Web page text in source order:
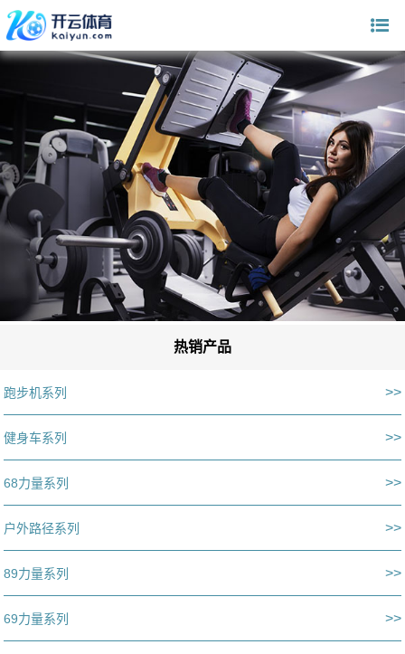
热销产品
跑步机系列 >>
健身车系列 >>
68力量系列 >>
户外路径系列 >>
89力量系列 >>
69力量系列 >>